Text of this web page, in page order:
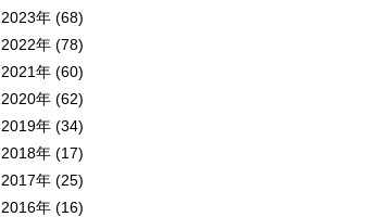
2023年 (68)
2022年 (78)
2021年 (60)
2020年 (62)
2019年 (34)
2018年 (17)
2017年 (25)
2016年 (16)